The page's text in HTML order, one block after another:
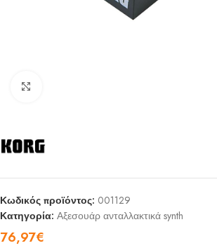
Κωδικός προϊόντος: 001129
Κατηγορία: Αξεσουάρ ανταλλακτικά synth
76,97€